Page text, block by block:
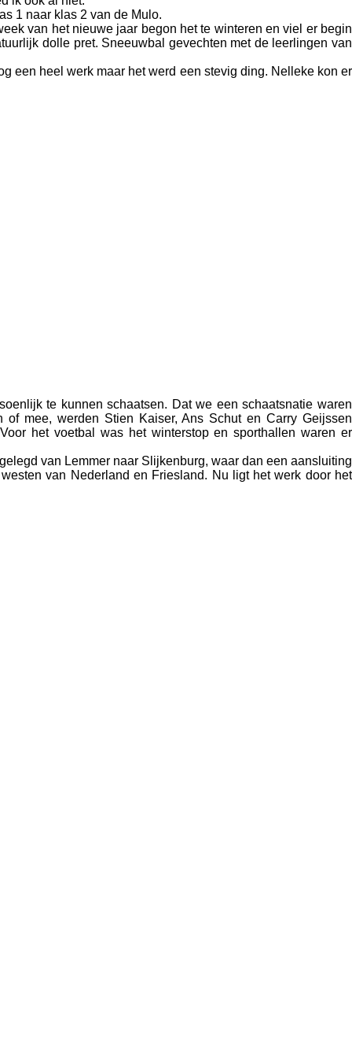
1 naar klas 2 van de Mulo.
van het nieuwe jaar begon het te winteren en viel er begin
dolle pret. Sneeuwbal gevechten met de leerlingen van
een heel werk maar het werd een stevig ding. Nelleke kon er
te kunnen schaatsen. Dat we een schaatsnatie waren
mee, werden Stien Kaiser, Ans Schut en Carry Geijssen
het voetbal was het winterstop en sporthallen waren er
van Lemmer naar Slijkenburg, waar dan een aansluiting
van Nederland en Friesland. Nu ligt het werk door het